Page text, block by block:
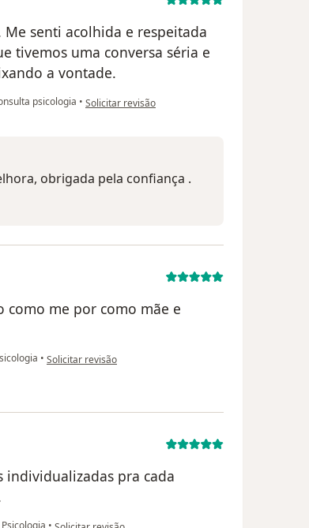
senti acolhida e respeitada
tivemos uma conversa séria e
a vontade.
psicologia • na opinião do utilizador V.M.
Solicitar revisão
obrigada pela confiança .
como me por como mãe e
• na opinião do utilizador Rose
Solicitar revisão
pra cada
na opinião do utilizador Fernando